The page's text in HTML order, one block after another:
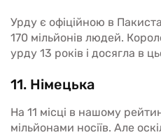
Урду є офіційною в
170 мільйонів людей.
урду 13 років і досягла в
11. Німецька
На 11 місці в нашому
мільйонами носіїв. Але